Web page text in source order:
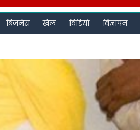
बिजनेस खेल विडियो विज्ञापन